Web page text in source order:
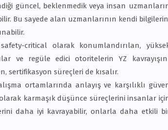
güncel, beklenmedik veya insan
Bu sayede alan uzmanlarının kendi
critical olarak konumlandırılan,
ve regüle edici otoritelerin YZ
sertifikasyon süreçleri de kısalır.
ortamlarında anlayış ve karşılıklı
karmaşık düşünce süreçlerini insanlar
daha iyi kavrayabilir, onlarla daha etkili